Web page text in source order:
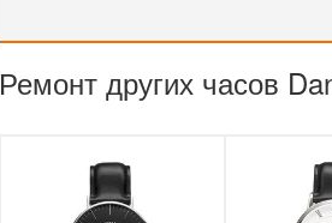
Ремонт других часов